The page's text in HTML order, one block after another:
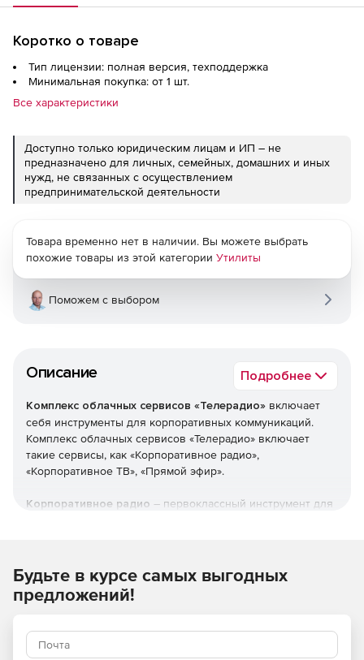
Коротко о товаре
Тип лицензии: полная версия, техподдержка
Минимальная покупка: от 1 шт.
Все характеристики
Доступно только юридическим лицам и ИП – не
предназначено для личных, семейных, домашних и иных
нужд, не связанных с осуществлением
предпринимательской деятельности
Описание Подробнее
Комплекс облачных сервисов «Телерадио» включает
себя инструменты для корпоративных коммуникаций.
Комплекс облачных сервисов «Телерадио» включает
такие сервисы, как «Корпоративное радио»,
«Корпоративное ТВ», «Прямой эфир».
Корпоративное радио – первоклассный инструмент для
Бренд-радио создается согласно внутренним
принципам работы компании, с учетом комплаенс-
Высокий уровень производства радиопрограммы —
Товара временно нет в наличии. Вы можете выбрать
похожие товары из этой категории Утилиты
Поможем с выбором
Будьте в курсе самых выгодных
предложений!